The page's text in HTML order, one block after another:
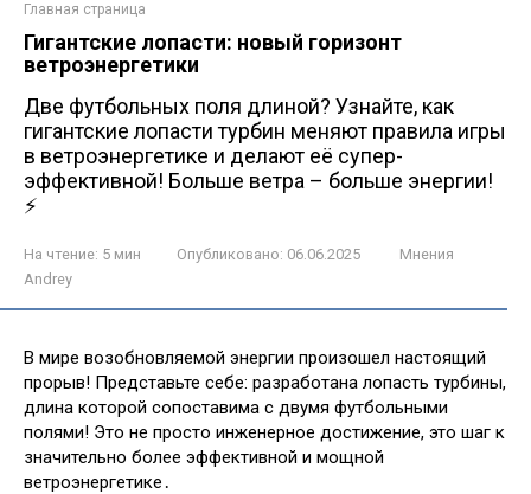
Главная страница
Гигантские лопасти: новый горизонт
ветроэнергетики
Две футбольных поля длиной? Узнайте, как
гигантские лопасти турбин меняют правила игры
в ветроэнергетике и делают её супер-
эффективной! Больше ветра – больше энергии!
⚡
На чтение: 5 мин Опубликовано: 06.06.2025
Мнения
Andrey
В мире возобновляемой энергии произошел настоящий
прорыв! Представьте себе: разработана лопасть турбины,
длина которой сопоставима с двумя футбольными
полями! Это не просто инженерное достижение, это шаг к
значительно более эффективной и мощной
ветроэнергетике․